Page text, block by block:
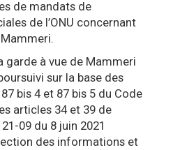
de mandats de
de l’ONU concernant
garde à vue de Mammeri
sur la base des
bis 4 et 87 bis 5 du Code
articles 34 et 39 de
09 du 8 juin 2021
des informations et